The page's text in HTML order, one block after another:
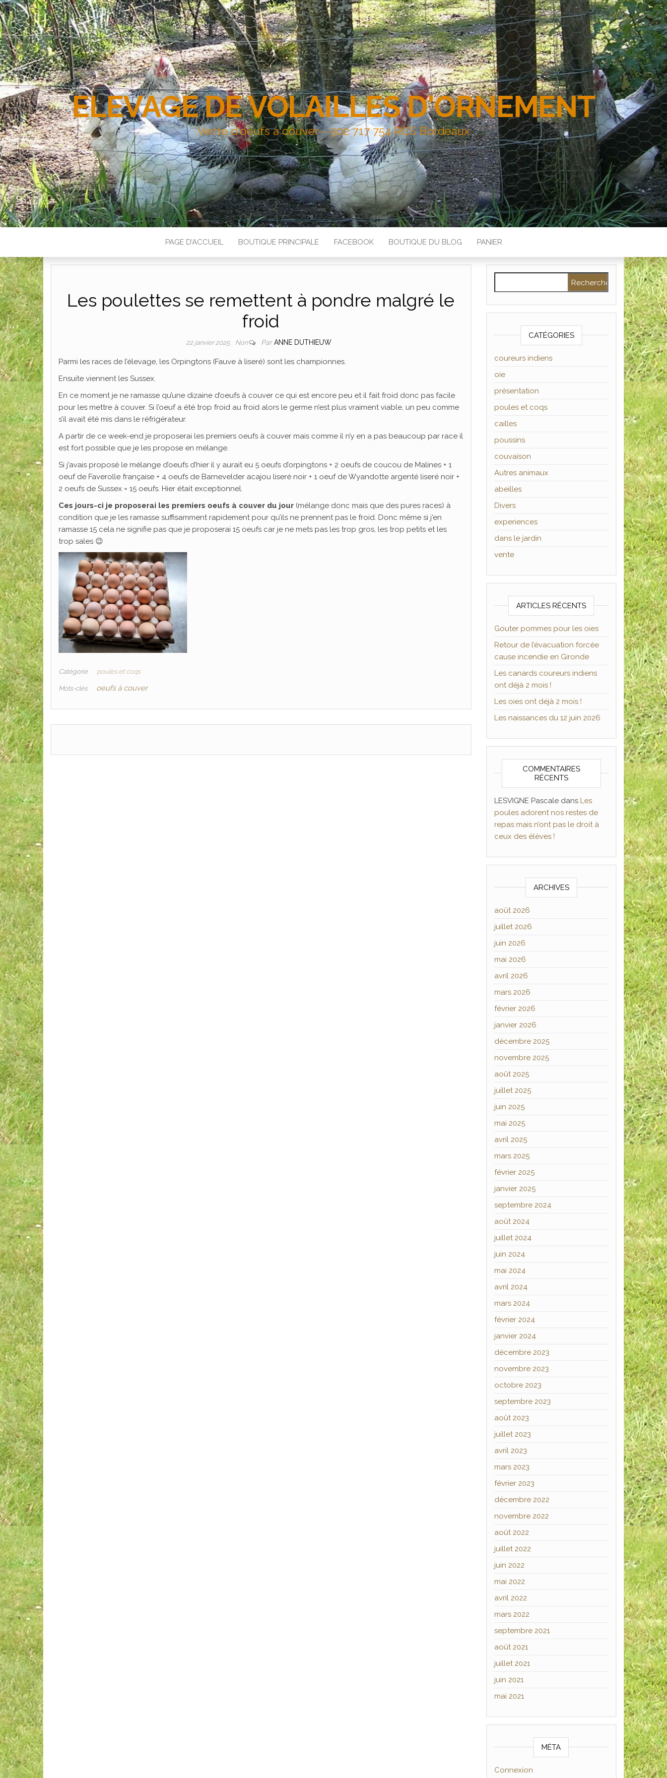
ELEVAGE DE VOLAILLES D'ORNEMENT
Vente d'oeufs à couver – 502 717 754 RCS Bordeaux
PAGE D’ACCUEIL BOUTIQUE PRINCIPALE FACEBOOK BOUTIQUE DU BLOG PANIER
Les poulettes se remettent à pondre malgré le
froid
22 janvier 2025 Non ParANNE DUTHIEUW
Parmi les races de l’élevage, les Orpingtons (Fauve à liseré) sont les championnes.
Ensuite viennent les Sussex.
En ce moment je ne ramasse qu’une dizaine d’oeufs à couver ce qui est encore peu et il fait froid donc pas facile
pour les mettre à couver. Si l’oeuf a été trop froid au froid alors le germe n’est plus vraiment viable, un peu comme
s’il avait été mis dans le réfrigérateur.
A partir de ce week-end je proposerai les premiers oeufs à couver mais comme il n’y en a pas beaucoup par race il
est fort possible que je les propose en mélange.
Si j’avais proposé le mélange d’oeufs d’hier il y aurait eu 5 oeufs d’orpingtons + 2 oeufs de coucou de Malines + 1
oeuf de Faverolle française + 4 oeufs de Barnevelder acajou liseré noir + 1 oeuf de Wyandotte argenté liseré noir +
2 oeufs de Sussex = 15 oeufs. Hier était exceptionnel.
Ces jours-ci je proposerai les premiers oeufs à couver du jour (mélange donc mais que des pures races) à
condition que je les ramasse suffisamment rapidement pour qu’ils ne prennent pas le froid. Donc même si j’en
ramasse 15 cela ne signifie pas que je proposerai 15 oeufs car je ne mets pas les trop gros, les trop petits et les
trop sales 😉
Catégorie poules et coqs
Mots-clés oeufs à couver
CATÉGORIES
coureurs indiens
oie
présentation
poules et coqs
cailles
poussins
couvaison
Autres animaux
abeilles
Divers
experiences
dans le jardin
vente
ARTICLES RÉCENTS
Gouter pommes pour les oies
Retour de l’évacuation forcée
cause incendie en Gironde
Les canards coureurs indiens
ont déjà 2 mois !
Les oies ont déjà 2 mois !
Les naissances du 12 juin 2026
COMMENTAIRES
RÉCENTS
LESVIGNE Pascaledans Les
poules adorent nos restes de
repas mais n’ont pas le droit à
ceux des élèves !
ARCHIVES
août 2026
juillet 2026
juin 2026
mai 2026
avril 2026
mars 2026
février 2026
janvier 2026
décembre 2025
novembre 2025
août 2025
juillet 2025
juin 2025
mai 2025
avril 2025
mars 2025
février 2025
janvier 2025
septembre 2024
août 2024
juillet 2024
juin 2024
mai 2024
avril 2024
mars 2024
février 2024
janvier 2024
décembre 2023
novembre 2023
octobre 2023
septembre 2023
août 2023
juillet 2023
avril 2023
mars 2023
février 2023
décembre 2022
novembre 2022
août 2022
juillet 2022
juin 2022
mai 2022
avril 2022
mars 2022
septembre 2021
août 2021
juillet 2021
juin 2021
mai 2021
MÉTA
Connexion